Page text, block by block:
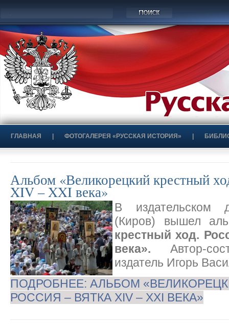
ГЛАВНАЯ ФОТОГАЛЕРЕЯ «РУССКАЯ ИСТОРИЯ»
Альбом «Великорецкий крестный
XIV – XXI века»
В издательском
(Киров) вышел
крестный ход.
века».Автор-
издатель Игорь
ПОДРОБНЕЕ: АЛЬБОМ
РОССИЯ – ВЯТКА XIV – XXI ВЕКА»